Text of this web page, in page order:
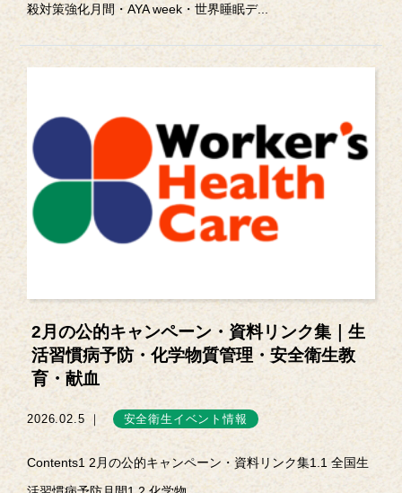
殺対策強化月間・AYA week・世界睡眠デ...
2月の公的キャンペーン・資料リンク集｜生
活習慣病予防・化学物質管理・安全衛生教
育・献血
2026.02.5 ｜ 安全衛生イベント情報
Contents1 2月の公的キャンペーン・資料リンク集1.1 全国生